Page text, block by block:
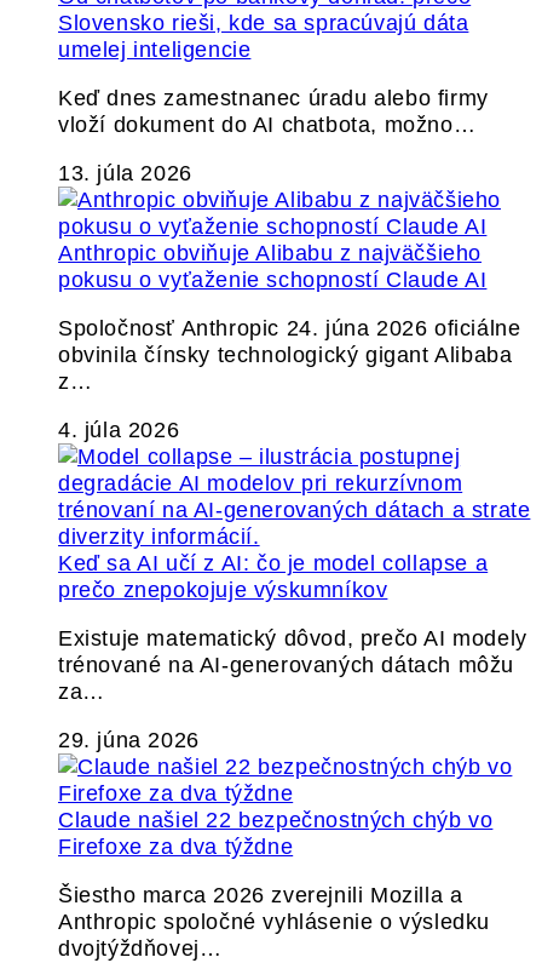
Slovensko rieši, kde sa spracúvajú dáta
umelej inteligencie
Keď dnes zamestnanec úradu alebo firmy
vloží dokument do AI chatbota, možno…
13. júla 2026
Anthropic obviňuje Alibabu z najväčšieho
pokusu o vyťaženie schopností Claude AI
Spoločnosť Anthropic 24. júna 2026 oficiálne
obvinila čínsky technologický gigant Alibaba
z…
4. júla 2026
Keď sa AI učí z AI: čo je model collapse a
prečo znepokojuje výskumníkov
Existuje matematický dôvod, prečo AI modely
trénované na AI-generovaných dátach môžu
za…
29. júna 2026
Claude našiel 22 bezpečnostných chýb vo
Firefoxe za dva týždne
Šiestho marca 2026 zverejnili Mozilla a
Anthropic spoločné vyhlásenie o výsledku
dvojtýždňovej…